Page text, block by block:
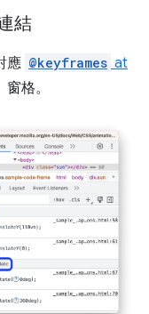
結
應 @keyframes at
窗格。